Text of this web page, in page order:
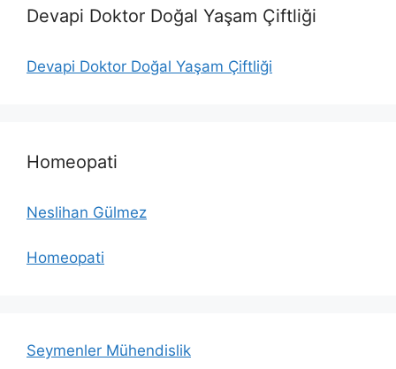
Devapi Doktor Doğal Yaşam Çiftliği
Devapi Doktor Doğal Yaşam Çiftliği
Homeopati
Neslihan Gülmez
Homeopati
Seymenler Mühendislik